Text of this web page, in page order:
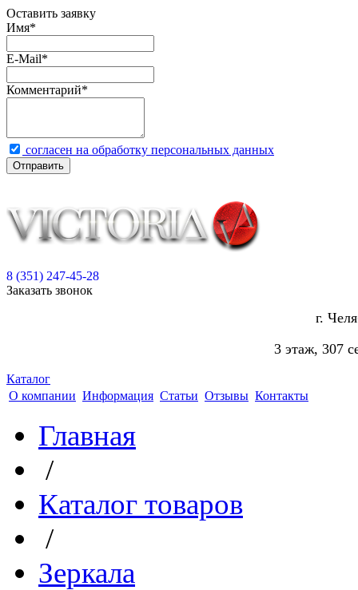
Оставить заявку
Имя*
E-Mail*
Комментарий*
согласен на обработку персональных данных
Отправить
8 (351) 247-45-28
Заказать звонок
г.
3 этаж, 307
Каталог
О компании Информация Статьи Отзывы Контакты
Главная
/
Каталог товаров
/
Зеркала